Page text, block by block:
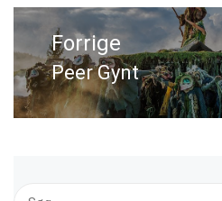
Indlægsnavigation
Previous
post:
Peer Gynt